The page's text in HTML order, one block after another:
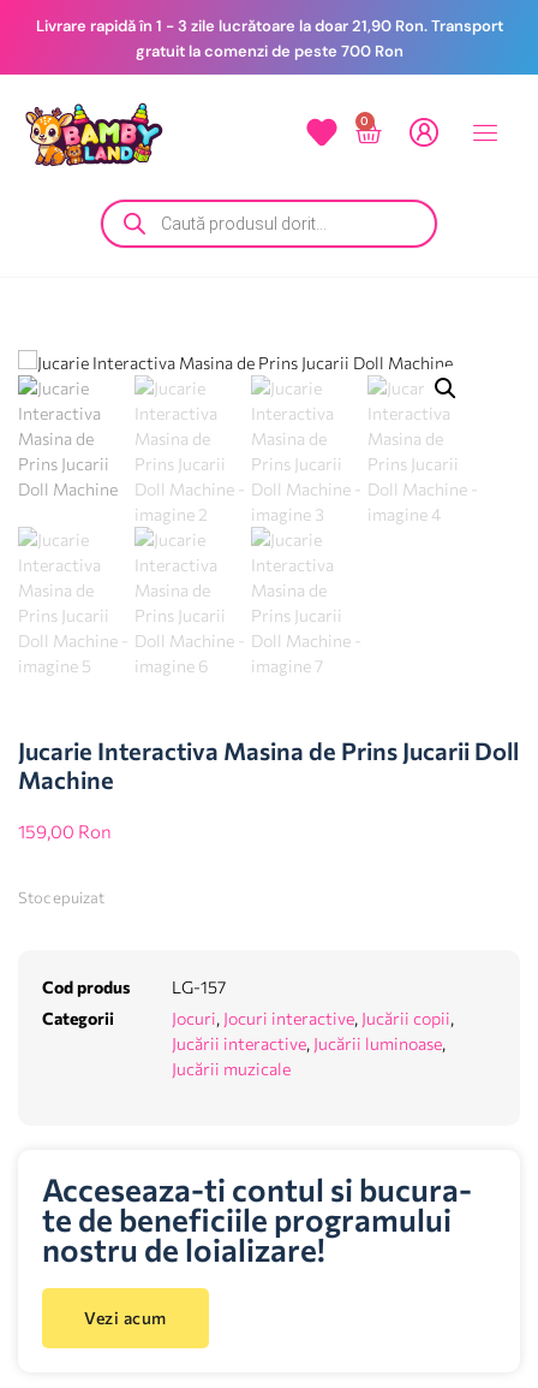
Livrare rapidă în 1 - 3 zile lucrătoare la doar 21,90 Ron. Transport
gratuit la comenzi de peste 700 Ron
0
Jucarie Interactiva Masina de Prins Jucarii Doll
Machine
159,00 Ron
Stoc epuizat
Cod produs
LG-157
Categorii
Jocuri, Jocuri interactive, Jucării copii,
Jucării interactive, Jucării luminoase,
Jucării muzicale
Acceseaza-ti contul si bucura-
te de beneficiile programului
nostru de loializare!
Vezi acum